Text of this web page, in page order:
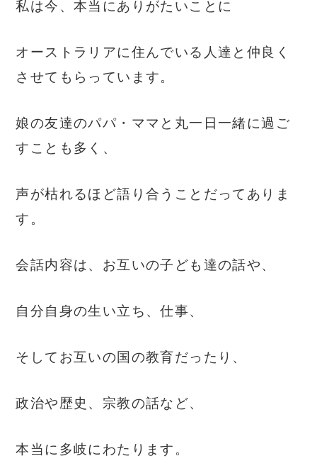
私は今、本当にありがたいことに
オーストラリアに住んでいる人達と仲良く
させてもらっています。
娘の友達のパパ・ママと丸一日一緒に過ご
すことも多く、
声が枯れるほど語り合うことだってありま
す。
会話内容は、お互いの子ども達の話や、
自分自身の生い立ち、仕事、
そしてお互いの国の教育だったり、
政治や歴史、宗教の話など、
本当に多岐にわたります。